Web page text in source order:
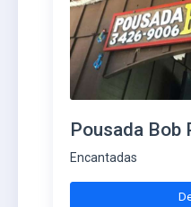
Pousada Bob
Encantadas